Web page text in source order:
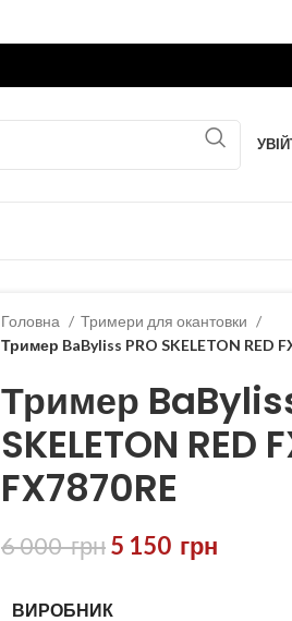
Головна
Тримери для окантовки
Тример BaByliss PRO SKELETON RED
Тример
SKELETON RED
FX7870RE
6 000грн5 150 грн
ВИРОБНИК